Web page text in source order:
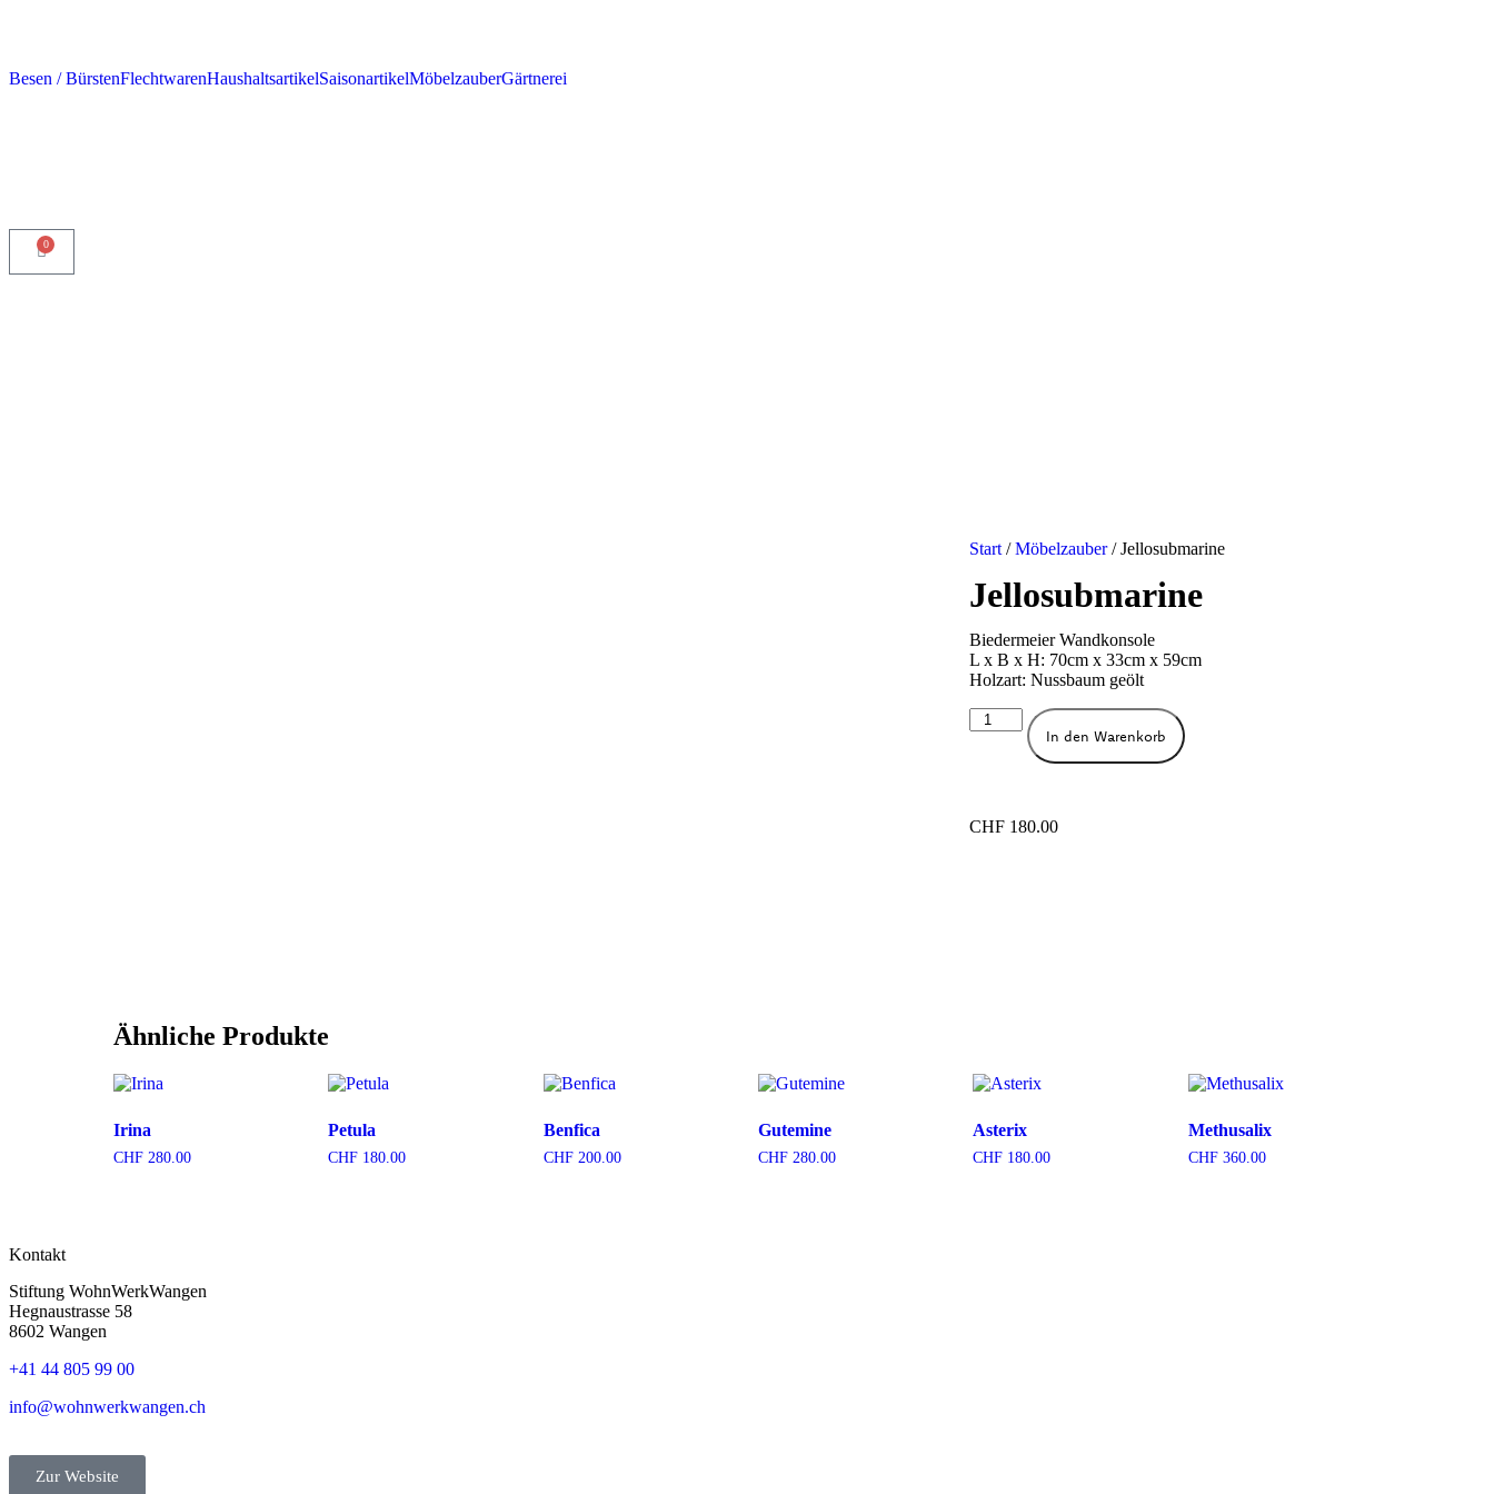
Besen / BürstenFlechtwarenHaushaltsartikelSaisonartikelMöbelzauberGärtnerei
0
Start/Möbelzauber/ Jellosubmarine
Jellosubmarine
Biedermeier Wandkonsole
L x B x H: 70cm x 33cm x 59cm
Holzart: Nussbaum geölt
In den Warenkorb
CHF180.00
Ähnliche Produkte
Irina
CHF 280.00
Petula
CHF 180.00
Benfica
CHF200.00
Gutemine
CHF280.00
Asterix
CHF 180.00
Methusalix
CHF360.00
Kontakt
Stiftung WohnWerkWangen
Hegnaustrasse 58
8602 Wangen
+41 44 805 99 00
info@wohnwerkwangen.ch
Zur Website